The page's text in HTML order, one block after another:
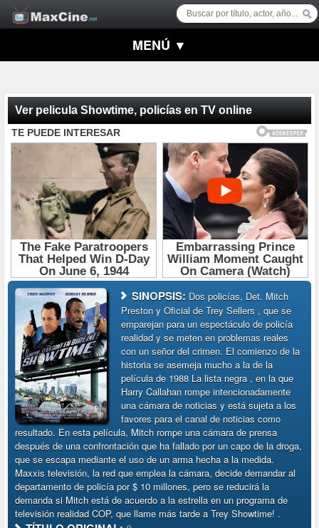
MENÚ ▼
Ver pelicula Showtime, policías en TV online
SINOPSIS: Dos policías, Det. Mitch
Preston y Oficial de Trey Sellers , que se
emparejan para un espectáculo de policía
realidad y se meten en problemas reales
con un señor del crimen. El comienzo de la
historia se asemeja mucho a la de la
película de 1988 La lista negra , en la que
Harry Callahan rompe intencionadamente
una cámara de noticias y está sujeta a los
favores para el canal de noticias como
resultado. En esta película, Mitch rompe una cámara de prensa
después de una confrontación que ha fallado por un capo de la droga,
que se escapa mediante el uso de un arma hecha a la medida.
Maxxis televisión, la red que emplea la cámara, decide demandar al
departamento de policía por $ 10 millones, pero se reducirá la
demanda si Mitch está de acuerdo a la estrella en un programa de
televisión realidad COP, que llame más tarde a Trey Showtime! .